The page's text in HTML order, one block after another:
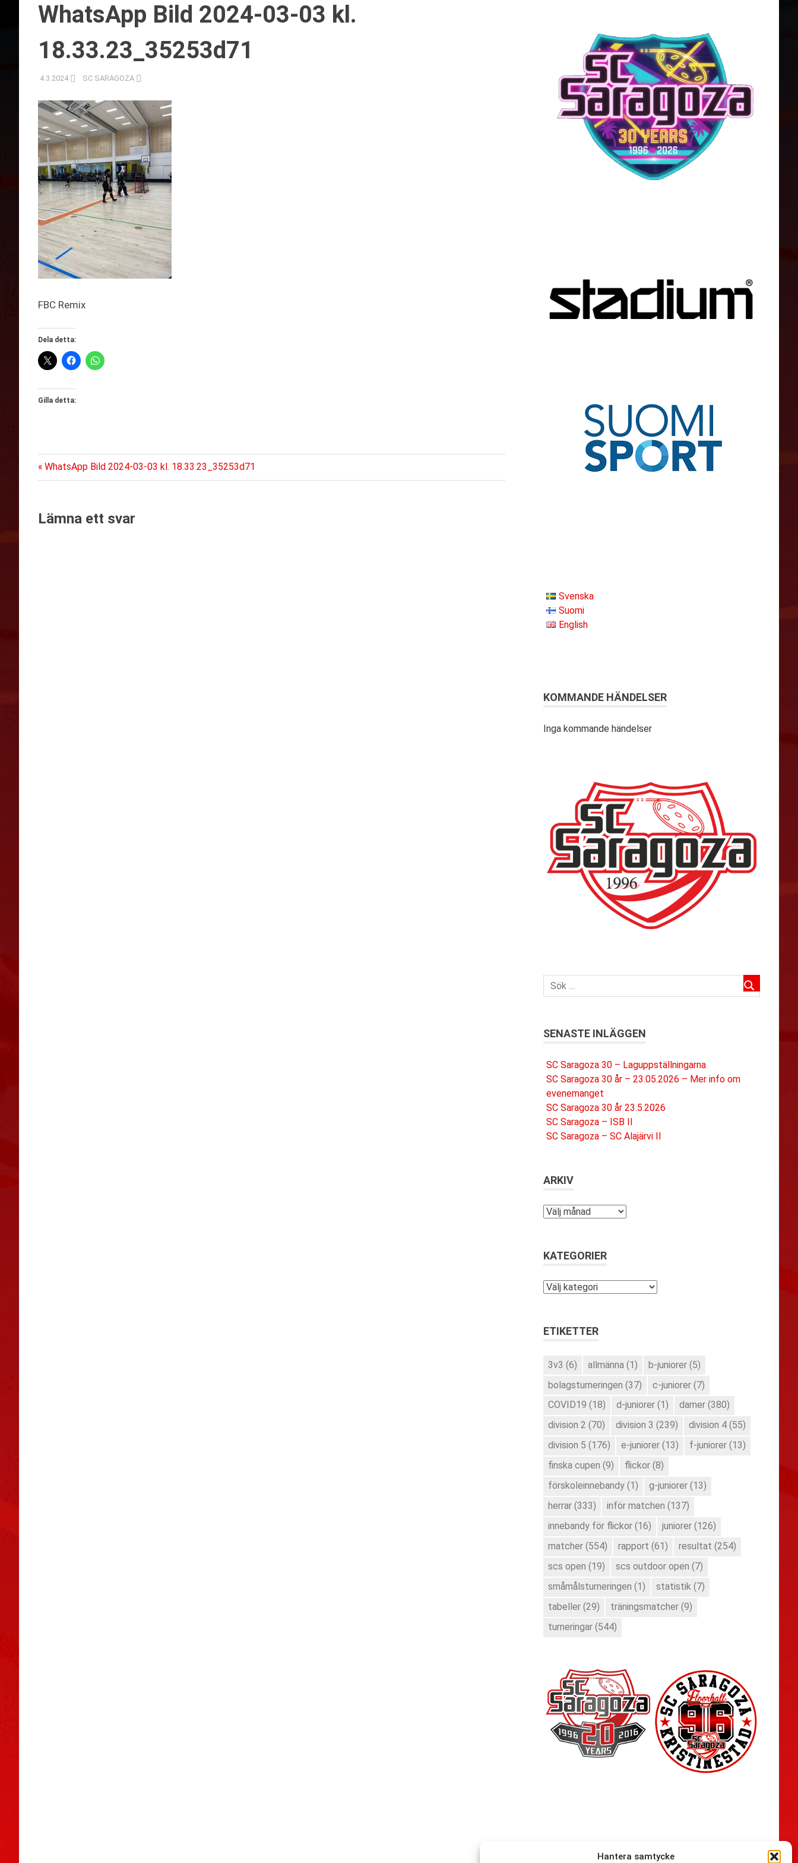
Hantera samtycke
WhatsApp Bild 2024-03-03 kl.
18.33.23_35253d71
4.3.2024 SC SARAGOZA
FBC Remix
Dela detta:
Gilla detta:
Inläggsnavigering
Föregående
inlägg:
WhatsApp Bild 2024-03-03 kl. 18.33.23_35253d71
Lämna ett svar
Svenska
Suomi
English
KOMMANDE HÄNDELSER
Inga kommande händelser
SENASTE INLÄGGEN
SC Saragoza 30 – Laguppställningarna
SC Saragoza 30 år – 23.05.2026 – Mer info om
evenemanget
SC Saragoza 30 år 23.5.2026
SC Saragoza – ISB II
SC Saragoza – SC Alajärvi II
ARKIV
Arkiv
KATEGORIER
Kategorier
ETIKETTER
3v3 (6) allmänna (1) b-juniorer (5)
bolagsturneringen (37) c-juniorer (7)
COVID19 (18) d-juniorer (1) damer (380)
division 2 (70) division 3 (239) division 4 (55)
division 5 (176) e-juniorer (13) f-juniorer (13)
finska cupen (9) flickor (8)
förskoleinnebandy (1) g-juniorer (13)
herrar (333) inför matchen (137)
innebandy för flickor (16) juniorer (126)
matcher (554) rapport (61) resultat (254)
scs open (19) scs outdoor open (7)
småmålsturneringen (1) statistik (7)
tabeller (29) träningsmatcher (9)
turneringar (544)